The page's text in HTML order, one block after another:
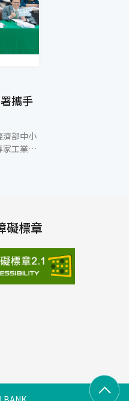
濟部中小
家工業技
金執行長
表交流。
見優質金
進行綠色
臺灣中小
信用保
礙標章